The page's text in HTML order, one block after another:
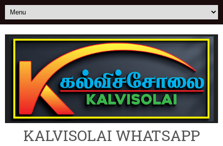
KALVISOLAI WHATSAPP